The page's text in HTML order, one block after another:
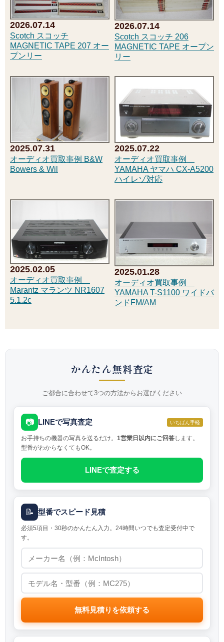
2026.07.14
Scotch スコッチ
MAGNETIC TAPE 207 オー
プンリー
2026.07.14
Scotch スコッチ 206
MAGNETIC TAPE オープン
リー
2025.07.31
オーディオ買取事例 B&W
Bowers & Wil
2025.07.22
オーディオ買取事例
YAMAHA ヤマハ CX-A5200
ハイレゾ対応
2025.02.05
オーディオ買取事例
Marantz マランツ NR1607
5.1.2c
2025.01.28
オーディオ買取事例
YAMAHA T-S1100 ワイドバ
ンドFM/AM
かんたん無料査定
ご都合に合わせて3つの方法からお選びください
📷 LINEで写真査定 いちばん手軽
お手持ちの機器の写真を送るだけ。 1営業日以内にご回答します。
型番がわからなくてもOK。
LINEで査定する
📝 型番でスピード見積
必須5項目・30秒のかんたん入力。24時間いつでも査定受付中で
す。
無料見積りを依頼する